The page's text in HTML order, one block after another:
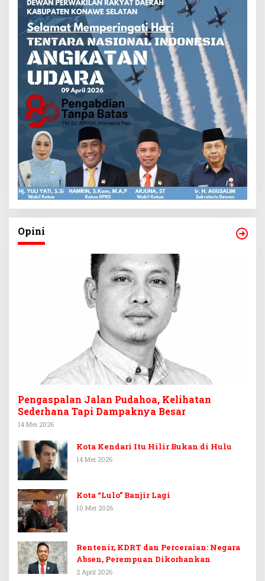
Opini
Pengaspalan Jalan Pudahoa, Kelihatan
Sederhana Tapi Dampaknya Besar
14 Mei 2026
Kota Kendari Itu Hilir Bukan di Hulu
14 Mei 2026
Kota “Lulo” Banjir Lagi
10 Mei 2026
Rentenir, KDRT dan Perceraian: Negara
Absen, Perempuan Dikorbankan
2 April 2026